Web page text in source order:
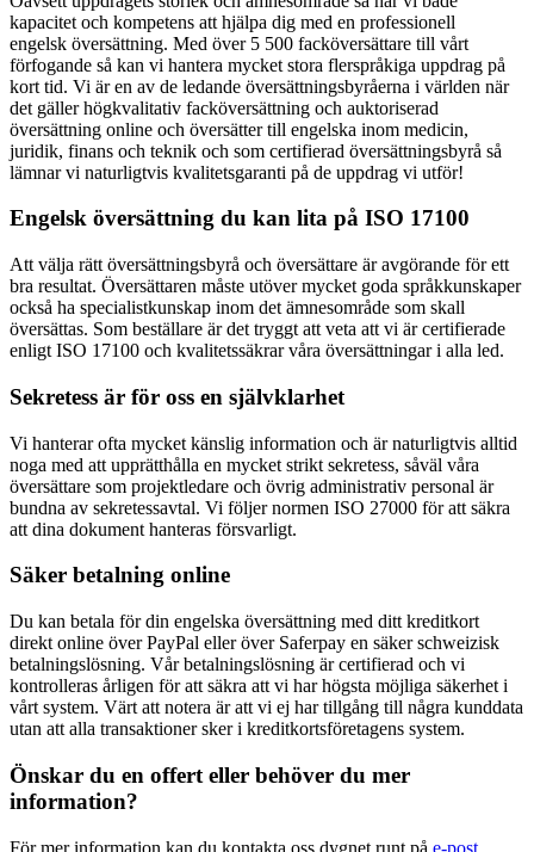
kapacitet och kompetens att hjälpa dig med en professionell
engelsk översättning. Med över 5 500 facköversättare till vårt
förfogande så kan vi hantera mycket stora flerspråkiga uppdrag på
kort tid. Vi är en av de ledande översättningsbyråerna i världen när
det gäller högkvalitativ facköversättning och auktoriserad
översättning online och översätter till engelska inom medicin,
juridik, finans och teknik och som certifierad översättningsbyrå så
lämnar vi naturligtvis kvalitetsgaranti på de uppdrag vi utför!
Engelsk översättning du kan lita på ISO 17100
Att välja rätt översättningsbyrå och översättare är avgörande för ett
bra resultat. Översättaren måste utöver mycket goda språkkunskaper
också ha specialistkunskap inom det ämnesområde som skall
översättas. Som beställare är det tryggt att veta att vi är certifierade
enligt ISO 17100 och kvalitetssäkrar våra översättningar i alla led.
Sekretess är för oss en självklarhet
Vi hanterar ofta mycket känslig information och är naturligtvis alltid
noga med att upprätthålla en mycket strikt sekretess, såväl våra
översättare som projektledare och övrig administrativ personal är
bundna av sekretessavtal. Vi följer normen ISO 27000 för att säkra
att dina dokument hanteras försvarligt.
Säker betalning online
Du kan betala för din engelska översättning med ditt kreditkort
direkt online över PayPal eller över Saferpay en säker schweizisk
betalningslösning. Vår betalningslösning är certifierad och vi
kontrolleras årligen för att säkra att vi har högsta möjliga säkerhet i
vårt system. Värt att notera är att vi ej har tillgång till några kunddata
utan att alla transaktioner sker i kreditkortsföretagens system.
Önskar du en offert eller behöver du mer
information?
För mer information kan du kontakta oss dygnet runt på e-post.